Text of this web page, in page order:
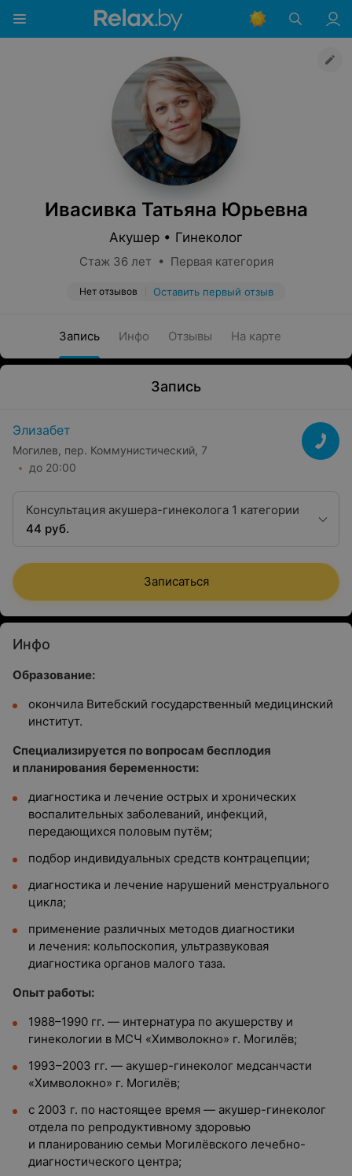
Ивасивка Татьяна Юрьевна
Акушер • Гинеколог
Стаж 36 лет • Первая категория
Нет отзывов Оставить первый отзыв
Запись Инфо Отзывы На карте
Запись
Элизабет
Могилев, пер. Коммунистический, 7
до 20:00
Консультация акушера-гинеколога 1 категории
44 руб.
Записаться
Инфо
Образование:
окончила Витебский государственный медицинский
институт.
Специализируется по вопросам бесплодия
и планирования беременности:
диагностика и лечение острых и хронических
воспалительных заболеваний, инфекций,
передающихся половым путём;
подбор индивидуальных средств контрацепции;
диагностика и лечение нарушений менструального
цикла;
применение различных методов диагностики
и лечения: кольпоскопия, ультразвуковая
диагностика органов малого таза.
Опыт работы:
1988–1990 гг. — интернатура по акушерству и
гинекологии в МСЧ «Химволокно» г. Могилёв;
1993–2003 гг. — акушер-гинеколог медсанчасти
«Химволокно» г. Могилёв;
с 2003 г. по настоящее время — акушер-гинеколог
отдела по репродуктивному здоровью
и планированию семьи Могилёвского лечебно-
диагностического центра;